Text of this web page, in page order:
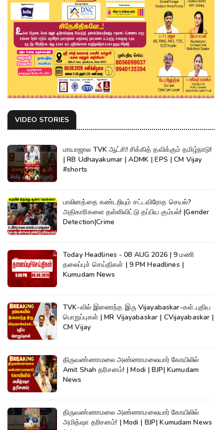
VIDEO STORIES
மாயாஜால TVK ஆட்சி! சிக்கித் தவிக்கும் தமிழ்நாடு!
| RB Udhayakumar | ADMK | EPS | CM Vijay
#shorts
பாலினத்தை கண்டறியும் சட்டவிரோத செயல்?
அதிகாரிகளை தள்ளிவிட்டு தப்பிய கும்பல்! |Gender
Detection|Crime
Today Headlines - 08 AUG 2026 | 9 மணி
தலைப்புச் செய்திகள் | 9 PM Headlines |
Kumudam News
TVK-வில் இணைந்த இரு Vijayabaskar-கள்..புதிய
பொறுப்புகள் | MR Vijayabaskar | CVijayabaskar |
CM Vijay
திருவண்ணாமலை அண்ணாமலையார் கோயிலில்
Amit Shah தரிசனம்! | Modi | BJP| Kumudam
News
திருவண்ணாமலை அண்ணாமலையார் கோயிலில்
அமித்ஷா தரிசனம்! | Modi | BJP| Kumudam News